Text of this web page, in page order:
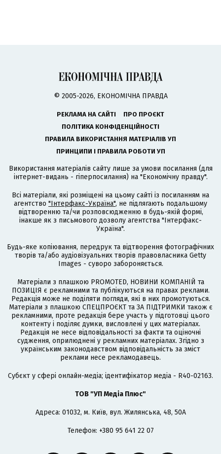
© 2005-2026, ЕКОНОМІЧНА ПРАВДА
РЕКЛАМА НА САЙТІ
ПРО ПРОЄКТ
ПОЛІТИКА КОНФІДЕНЦІЙНОСТІ
ПРАВИЛА ВИКОРИСТАННЯ МАТЕРІАЛІВ УП
ПРИНЦИПИ І ПРАВИЛА РОБОТИ УП
Використання матеріалів сайту лише за умови посилання (для
інтернет-видань - гіперпосилання) на "Економічну правду".
Всі матеріали, які розміщені на цьому сайті із посиланням на
агентство "Інтерфакс-Україна", не підлягають подальшому
відтворенню та/чи розповсюдженню в будь-якій формі,
інакше як з письмового дозволу агентства "Інтерфакс-
Україна".
Будь-яке копіювання, передрук та відтворення фотографічних
творів та/або аудіовізуальних творів правовласника Getty
Images - суворо забороняється.
Матеріали з плашкою PROMOTED, НОВИНИ КОМПАНІЙ та
ПОЗИЦІЯ є рекламними та публікуються на правах реклами.
Редакція може не поділяти погляди, які в них промотуються.
Матеріали з плашкою СПЕЦПРОЄКТ та ЗА ПІДТРИМКИ також є
рекламними, проте редакція бере участь у підготовці цього
контенту і поділяє думки, висловлені у цих матеріалах.
Редакція не несе відповідальності за факти та оціночні
судження, оприлюднені у рекламних матеріалах. Згідно з
українським законодавством відповідальність за зміст
реклами несе рекламодавець.
Cубєкт у сфері онлайн-медіа; ідентифікатор медіа - R40-02163.
ТОВ "УП Медіа Плюс"
Адреса: 01032, м. Київ, вул. Жилянська, 48, 50А
Телефон: +380 95 641 22 07